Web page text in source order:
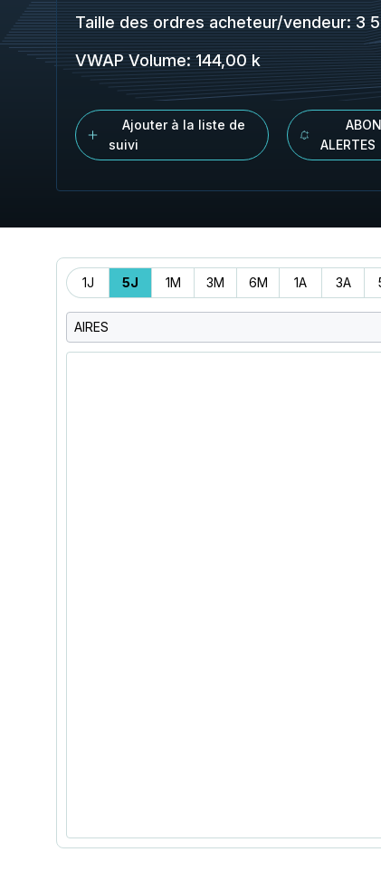
Taille des ordres acheteur/vendeur: 3
VWAP Volume: 144,00 k
Ajouter à la liste de
suivi
ALERTES
Période
1J 5J 1M 3M 6M 1A 3A
AIRES